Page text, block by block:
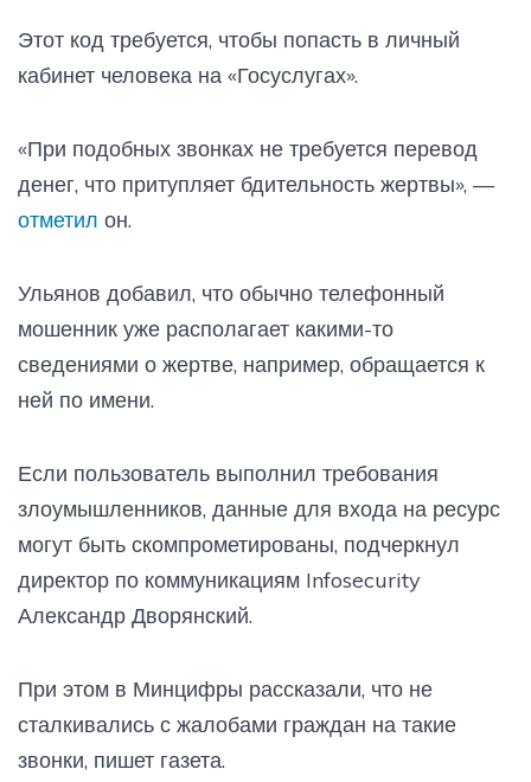
Этот код требуется, чтобы попасть в личный
кабинет человека на «Госуслугах».
«При подобных звонках не требуется перевод
денег, что притупляет бдительность жертвы», —
отметил он.
Ульянов добавил, что обычно телефонный
мошенник уже располагает какими-то
сведениями о жертве, например, обращается к
ней по имени.
Если пользователь выполнил требования
злоумышленников, данные для входа на ресурс
могут быть скомпрометированы, подчеркнул
директор по коммуникациям Infosecurity
Александр Дворянский.
При этом в Минцифры рассказали, что не
сталкивались с жалобами граждан на такие
звонки, пишет газета.